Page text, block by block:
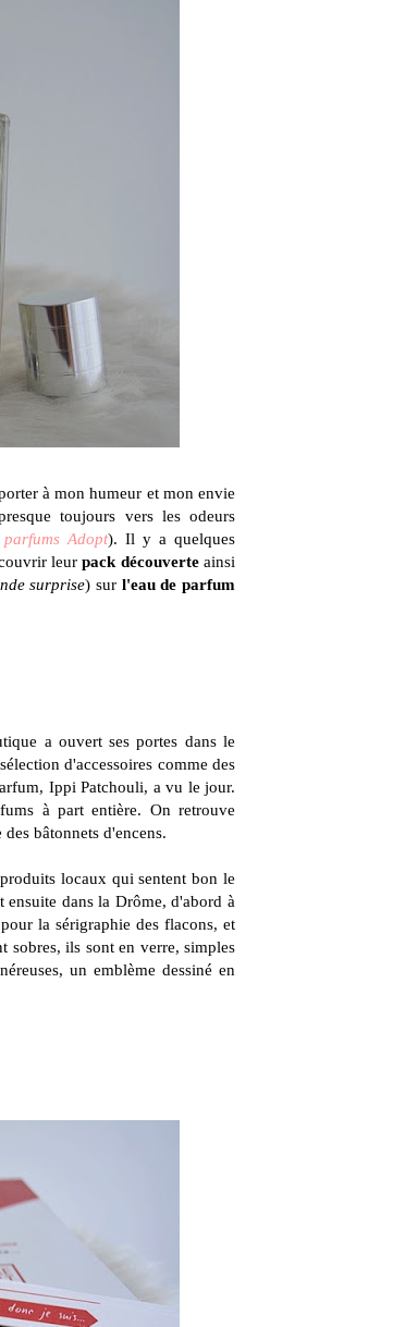
à mon humeur et mon envie
toujours vers les odeurs
Adopt). Il y a quelques
leurpack découverteainsi
surprise) sur l'eau de parfum
a ouvert ses portes dans le
d'accessoires comme des
Ippi Patchouli, a vu le jour.
à part entière. On retrouve
bâtonnets d'encens.
locaux qui sentent bon le
ensuite dans la Drôme, d'abord à
la sérigraphie des flacons, et
sobres, ils sont en verre, simples
un emblème dessiné en